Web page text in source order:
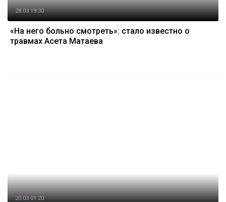
28.03 19:30
«На него больно смотреть»: стало известно о
травмах Асета Матаева
20.03 01:20